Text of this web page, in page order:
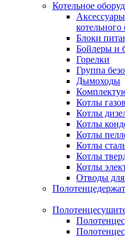
Котельное
Блоки
Бойлеры и
Горелки
Группа
Дымоходы
Котлы
Котлы
Котлы
Котлы
Котлы
Котлы
Котлы
Отводы